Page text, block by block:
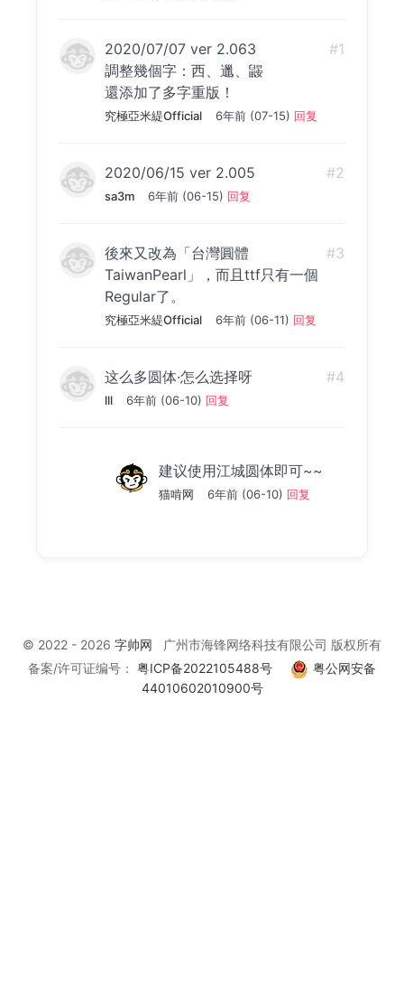
2020/07/07 ver 2.063
調整幾個字：西、邋、鼹
還添加了多字重版！
究極亞米緹Official 6年前 (07-15) 回复
#1
2020/06/15 ver 2.005
sa3m 6年前 (06-15) 回复
#2
後來又改為「台灣圓體
TaiwanPearl」，而且ttf只有一個
Regular了。
究極亞米緹Official 6年前 (06-11) 回复
#3
这么多圆体·怎么选择呀
lll 6年前 (06-10) 回复
#4
建议使用江城圆体即可~~
猫啃网 6年前 (06-10) 回复
© 2022 - 2026 字帅网 广州市海锋网络科技有限公司 版权所有
备案/许可证编号： 粤ICP备2022105488号
粤公网安备
44010602010900号